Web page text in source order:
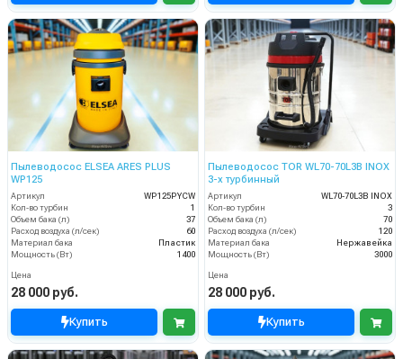
Пылеводосос ELSEA ARES PLUS
WP125
Артикул
WP125PYCW
Кол-во турбин
1
Объем бака (л)
37
Расход воздуха (л/сек)
60
Материал бака
Пластик
Мощность (Вт)
1400
Цена
28 000 руб.
Купить
Пылеводосос TOR WL70-70L3B INOX
3-х турбинный
Артикул
WL70-70L3B INOX
Кол-во турбин
3
Объем бака (л)
70
Расход воздуха (л/сек)
120
Материал бака
Нержавейка
Мощность (Вт)
3000
Цена
28 000 руб.
Купить